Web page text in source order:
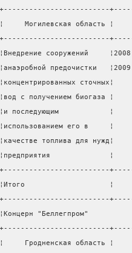
+-------------------------
¦     Могилевская
+-------------------------
¦Внедрение сооружений
¦анаэробной предочистки
¦концентрированных
¦вод с получением
¦и последующим
¦использованием его в
¦качестве топлива для
¦предприятия
+-------------------------
¦Итого                    ¦
+-------------------------
¦Концерн
+-------------------------
¦     Гродненская